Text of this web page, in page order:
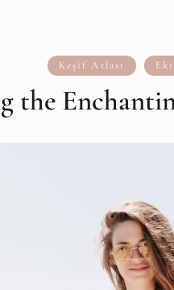
Keşif Atlası
the